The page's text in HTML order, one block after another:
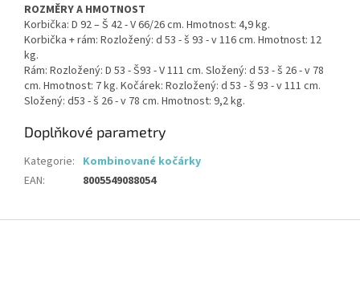
ROZMĚRY A HMOTNOST
Korbička: D 92 – Š 42 - V 66/26 cm. Hmotnost: 4,9 kg.
Korbička + rám: Rozložený: d 53 - š 93 - v 116 cm. Hmotnost: 12
kg.
Rám: Rozložený: D 53 - Š93 - V 111 cm. Složený: d 53 - š 26 - v 78
cm. Hmotnost: 7 kg. Kočárek: Rozložený: d 53 - š 93 - v 111 cm.
Složený: d53 - š 26 - v 78 cm. Hmotnost: 9,2 kg.
Doplňkové parametry
Kategorie: Kombinované kočárky
EAN: 8005549088054